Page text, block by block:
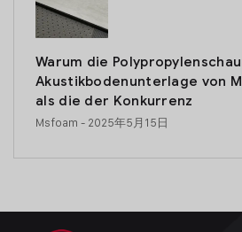
Warum die
Akustikbodenunterlage von
als die der Konkurrenz
Msfoam - 2025年5月15日